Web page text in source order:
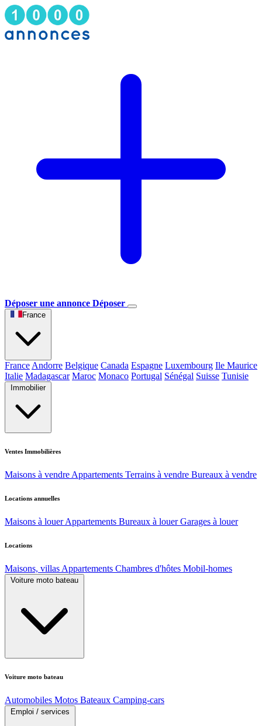
Déposer une annonce Déposer
France
France Andorre Belgique Canada Espagne Luxembourg Ile Maurice
Italie Madagascar Maroc Monaco Portugal Sénégal Suisse Tunisie
Immobilier
Ventes Immobilières
Maisons à vendre Appartements Terrains à vendre Bureaux à vendre
Locations annuelles
Maisons à louer Appartements Bureaux à louer Garages à louer
Locations
Maisons, villas Appartements Chambres d'hôtes Mobil-homes
Voiture moto bateau
Voiture moto bateau
Automobiles Motos Bateaux Camping-cars
Emploi / services